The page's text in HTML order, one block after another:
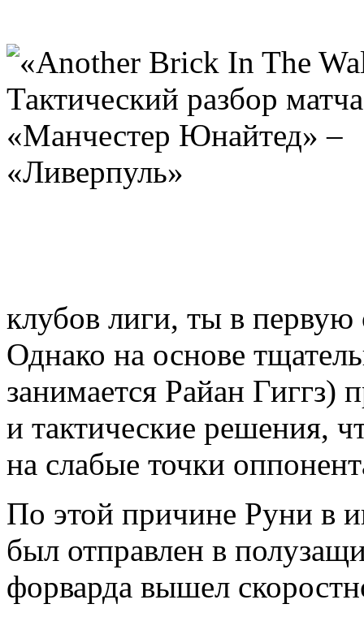
клубов лиги, ты в первую
Однако на основе
занимается Райан
и тактические решения,
на слабые точки
По этой причине Руни в
был отправлен в
форварда вышел